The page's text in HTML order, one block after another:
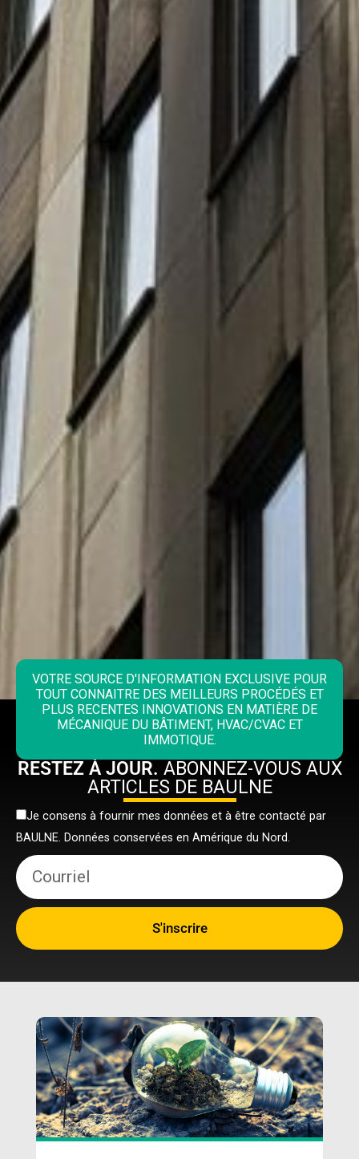
VOTRE SOURCE D'INFORMATION EXCLUSIVE POUR
TOUT CONNAITRE DES MEILLEURS PROCÉDÉS ET
PLUS RECENTES INNOVATIONS EN MATIÈRE DE
MÉCANIQUE DU BÂTIMENT, HVAC/CVAC ET
IMMOTIQUE.
RESTEZ À JOUR. ABONNEZ-VOUS AUX
ARTICLES DE BAULNE
Je consens à fournir mes données et à être contacté par
BAULNE. Données conservées en Amérique du Nord.
S'inscrire